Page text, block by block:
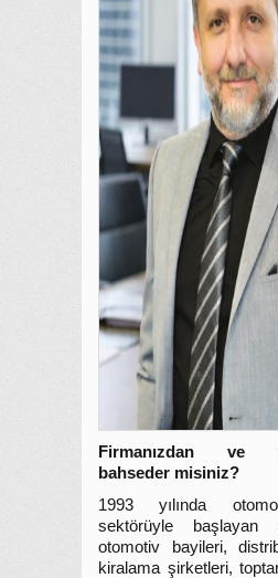
Firmanızdan ve
bahseder misiniz?
1993 yılında
sektörüyle başlayan
otomotiv bayileri,
kiralama şirketleri,